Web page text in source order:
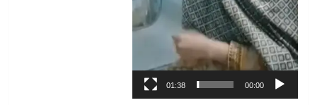
00:00
01:38